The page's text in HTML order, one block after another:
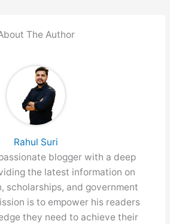
The Author
Rahul Suri
blogger with a deep
the latest information on
scholarships, and government
is to empower his readers
they need to achieve their